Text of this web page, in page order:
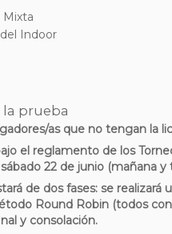
Mixta
Indoor
prueba
as que no tengan la
el reglamento de los
22 de junio (mañana y
de dos fases: se realizará
Round Robin (todos
y consolación.